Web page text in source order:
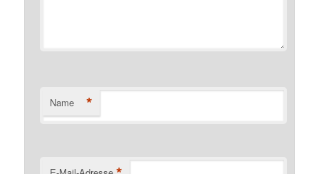
Name *